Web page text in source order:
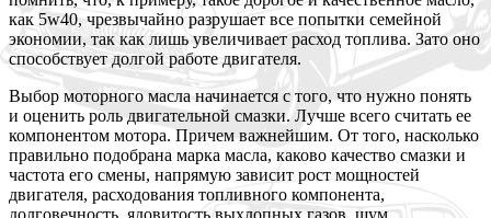
как 5w40, чрезвычайно разрушает все попытки семейной
экономии, так как лишь увеличивает расход топлива. Зато оно
способствует долгой работе двигателя.
Выбор моторного масла начинается с того, что нужно понять
и оценить роль двигательной смазки. Лучше всего считать ее
компонентом мотора. Причем важнейшим. От того, насколько
правильно подобрана марка масла, каково качество смазки и
частота его смены, напрямую зависит рост мощностей
двигателя, расходования топливного компонента,
долговечность, ядовитость выхлопных газов, шум.